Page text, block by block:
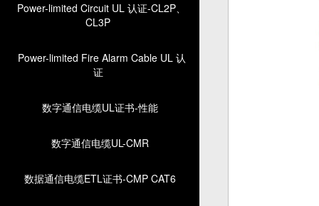
Power-limited Circuit UL 认证-CL2P、
CL3P
Power-limited Fire Alarm Cable UL 认
证
数字通信电缆UL证书-性能
数字通信电缆UL-CMR
数据通信电缆ETL证书-CMP CAT6